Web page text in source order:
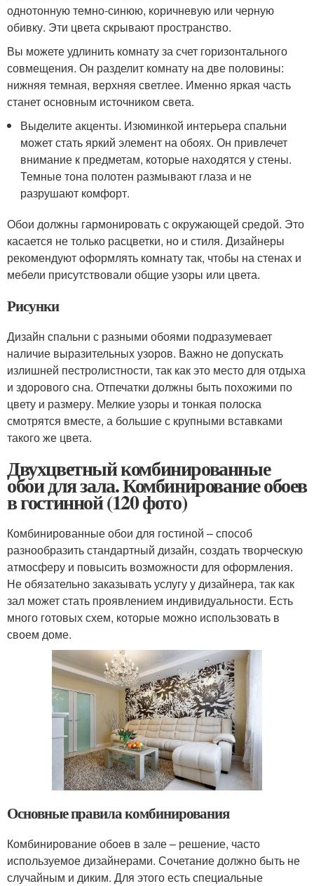
однотонную темно-синюю, коричневую или черную
обивку. Эти цвета скрывают пространство.
Вы можете удлинить комнату за счет горизонтального
совмещения. Он разделит комнату на две половины:
нижняя темная, верхняя светлее. Именно яркая часть
станет основным источником света.
Выделите акценты. Изюминкой интерьера спальни
может стать яркий элемент на обоях. Он привлечет
внимание к предметам, которые находятся у стены.
Темные тона полотен размывают глаза и не
разрушают комфорт.
Обои должны гармонировать с окружающей средой. Это
касается не только расцветки, но и стиля. Дизайнеры
рекомендуют оформлять комнату так, чтобы на стенах и
мебели присутствовали общие узоры или цвета.
Рисунки
Дизайн спальни с разными обоями подразумевает
наличие выразительных узоров. Важно не допускать
излишней пестролистности, так как это место для отдыха
и здорового сна. Отпечатки должны быть похожими по
цвету и размеру. Мелкие узоры и тонкая полоска
смотрятся вместе, а большие с крупными вставками
такого же цвета.
Двухцветный комбинированные
обои для зала. Комбинирование обоев
в гостинной (120 фото)
Комбинированные обои для гостиной – способ
разнообразить стандартный дизайн, создать творческую
атмосферу и повысить возможности для оформления.
Не обязательно заказывать услугу у дизайнера, так как
зал может стать проявлением индивидуальности. Есть
много готовых схем, которые можно использовать в
своем доме.
Основные правила комбинирования
Комбинирование обоев в зале – решение, часто
используемое дизайнерами. Сочетание должно быть не
случайным и диким. Для этого есть специальные